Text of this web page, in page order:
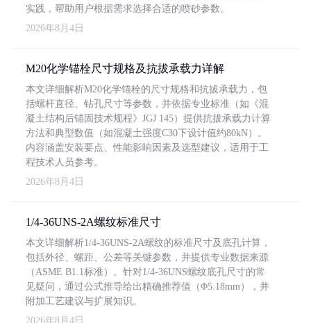
实践，帮助用户根据需求选择合适的喷砂参数。
2026年8月4日
M20化学锚栓尺寸规格及抗拔承载力详解
本文详细解析M20化学锚栓的尺寸规格和抗拔承载力，包
括螺杆直径、钻孔尺寸等参数，并依据专业标准（如《混
凝土结构后锚固技术规程》JGJ 145）提供抗拔承载力计算
方法和典型数值（如混凝土强度C30下设计值约80kN）。
内容涵盖安装要点、性能影响因素及选型建议，适用于工
程技术人员参考。
2026年8月4日
1/4-36UNS-2A螺纹标准尺寸
本文详细解析1/4-36UNS-2A螺纹的标准尺寸及底孔计算，
包括外径、螺距、公差等关键参数，并提供专业数据来源
（ASME B1.1标准）。针对1/4-36UNS螺纹底孔尺寸的常
见疑问，通过公式推导给出精确推荐值（Φ5.18mm），并
附加工艺建议与扩展知识。
2026年8月4日